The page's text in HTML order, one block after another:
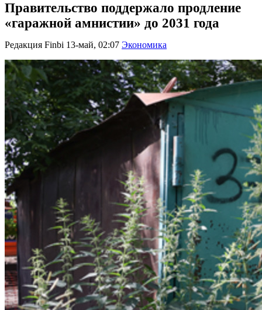
Правительство поддержало продление
«гаражной амнистии» до 2031 года
Редакция Finbi 13-май, 02:07 Экономика